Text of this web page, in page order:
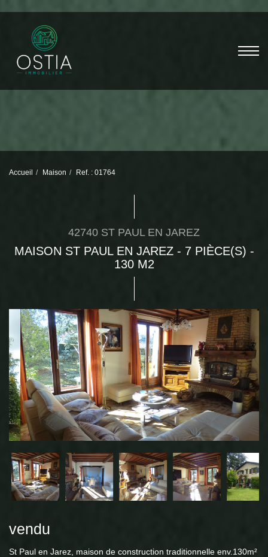
Accueil Maison Ref. : 01764
42740 ST PAUL EN JAREZ
MAISON ST PAUL EN JAREZ - 7 PIÈCE(S) -
130 M2
vendu
St Paul en Jarez, maison de construction traditionnelle env.130m²